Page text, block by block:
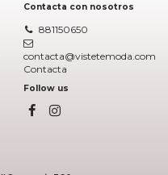
Contacta con nosotros
881150650
contacta@vistetemoda.com
Contacta
Follow us